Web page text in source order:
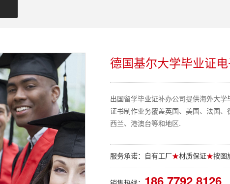
德国基尔大学毕业证电
出国留学毕业证补办公司提供海外大
证书制作业务覆盖英国、美国、法国
西兰、港澳台等和地区.
服务承诺：自有工厂★材质保证★按图
186 7792 8126